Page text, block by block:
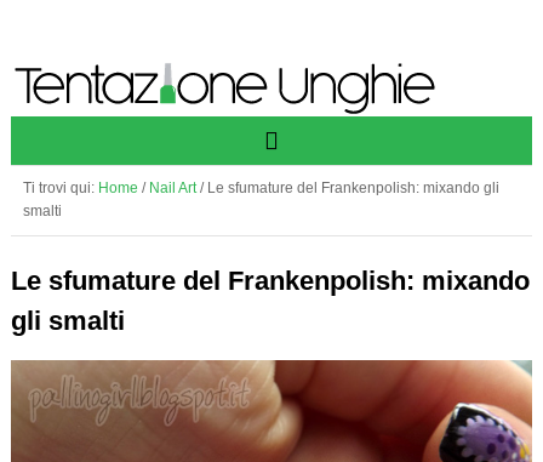
Ti trovi qui: Home / Nail Art /Le sfumature del Frankenpolish: mixando gli
smalti
Le sfumature del Frankenpolish: mixando
gli smalti